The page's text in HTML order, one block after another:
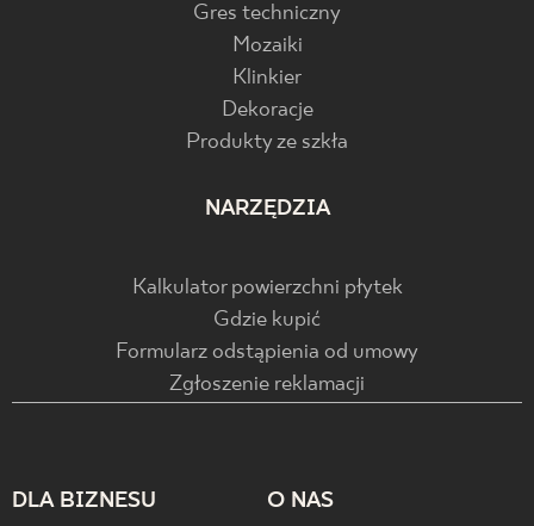
Gres techniczny
Mozaiki
Klinkier
Dekoracje
Produkty ze szkła
NARZĘDZIA
Kalkulator powierzchni płytek
Gdzie kupić
Formularz odstąpienia od umowy
Zgłoszenie reklamacji
DLA BIZNESU O NAS